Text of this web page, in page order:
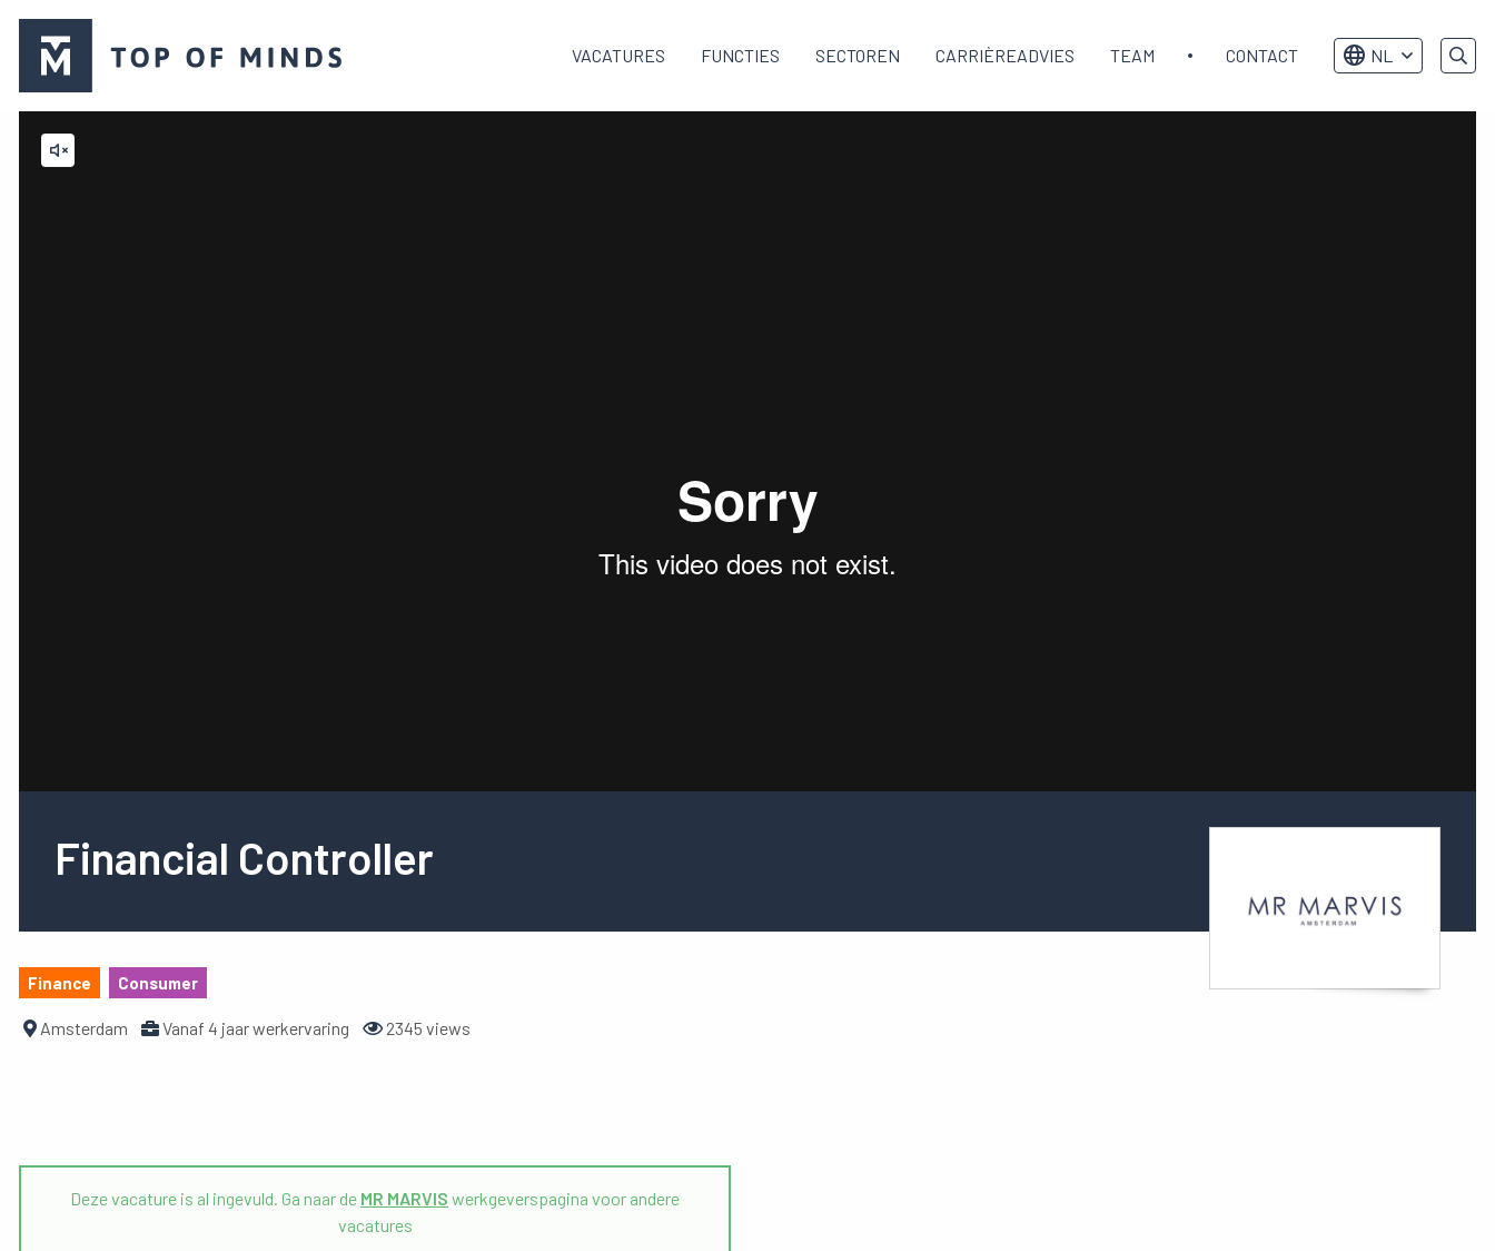
logo
VACATURES FUNCTIES SECTOREN CARRIÈREADVIES TEAM CONTACT NL
Mute
video
Financial Controller
Finance Consumer
Amsterdam Vanaf 4 jaar werkervaring 2345 views
Deze vacature is al ingevuld. Ga naar de MR MARVIS werkgeverspagina voor andere
vacatures